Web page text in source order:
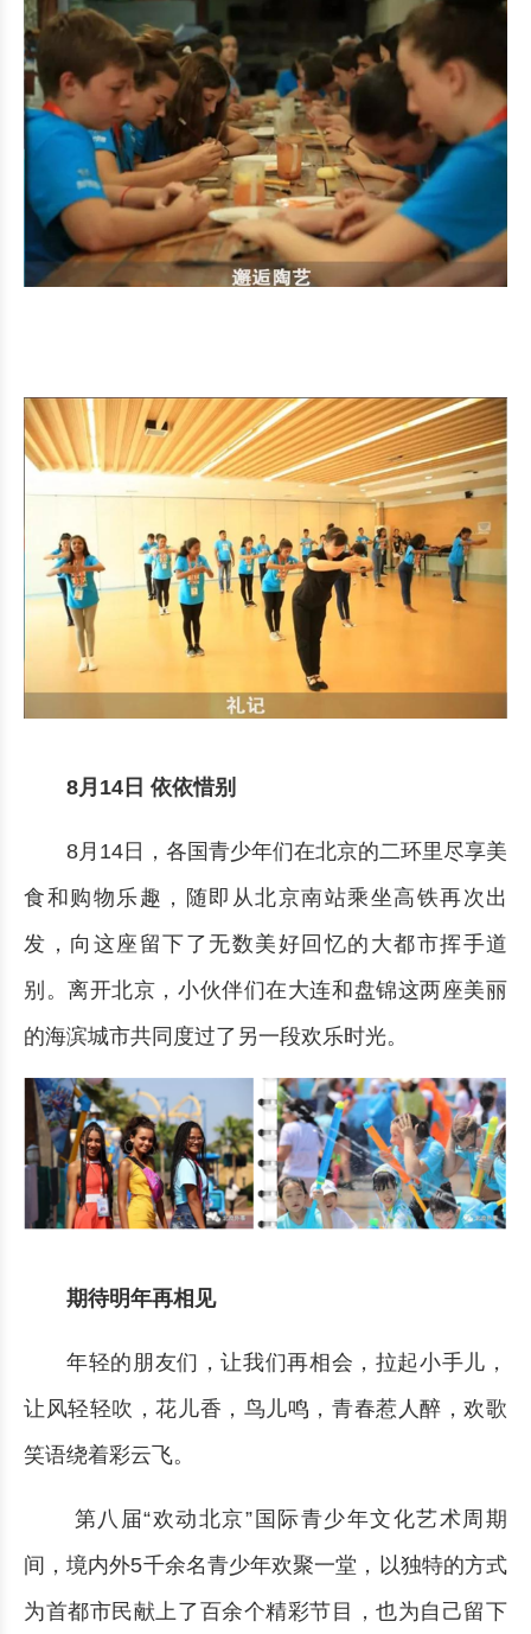
8月14日 依依惜别
8月14日，各国青少年们在北京的二环里尽享美
食和购物乐趣，随即从北京南站乘坐高铁再次出
发，向这座留下了无数美好回忆的大都市挥手道
别。离开北京，小伙伴们在大连和盘锦这两座美丽
的海滨城市共同度过了另一段欢乐时光。
期待明年再相见
年轻的朋友们，让我们再相会，拉起小手儿，
让风轻轻吹，花儿香，鸟儿鸣，青春惹人醉，欢歌
笑语绕着彩云飞。
第八届“欢动北京”国际青少年文化艺术周期
间，境内外5千余名青少年欢聚一堂，以独特的方式
为首都市民献上了百余个精彩节目，也为自己留下